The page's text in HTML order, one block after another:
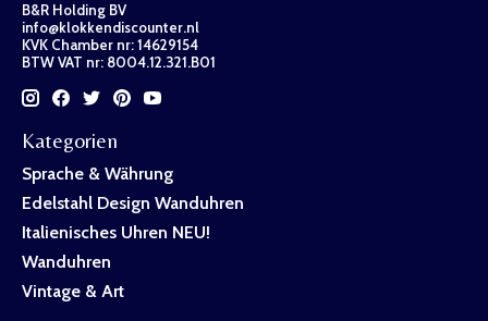
B&R Holding BV
info@klokkendiscounter.nl
KVK Chamber nr: 14629154
BTW VAT nr: 8004.12.321.B01
Kategorien
Sprache & Währung
Edelstahl Design Wanduhren
Italienisches Uhren NEU!
Wanduhren
Vintage & Art